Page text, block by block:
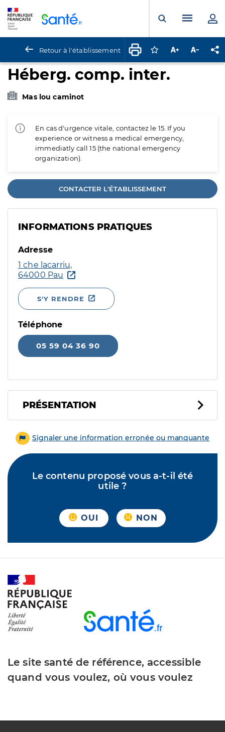
Ouvrir laMenu
Retour à l'établissement Connectez-vous
Augmenter la
Héberg. comp. inter.
Mas lou caminot
En cas d'urgence vitale, contactez le 15. If you
experience or witness a medical emergency,
immediatly call 15 (the national emergency
organization).
CONTACTER L'ÉTABLISSEMENT
INFORMATIONS PRATIQUES
Adresse
1 che lacarriu,
64000 Pau
S'Y RENDRE
Téléphone
05 59 04 36 90
PRÉSENTATION
Signaler une information erronée ou manquante
Le contenu proposé vous a-t-il été
utile ?
OUI NON
Le site santé de référence, accessible
quand vous voulez, où vous voulez